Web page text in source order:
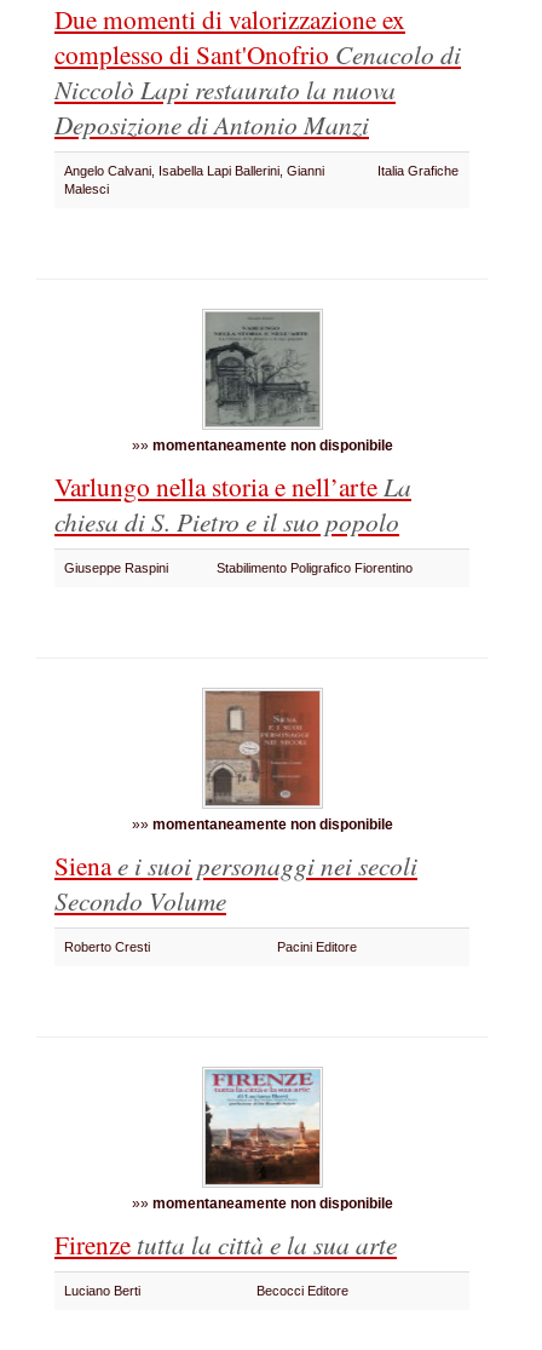
Due momenti di valorizzazione ex
complesso di Sant'Onofrio Cenacolo di
Niccolò Lapi restaurato la nuova
Deposizione di Antonio Manzi
Angelo Calvani, Isabella Lapi Ballerini, Gianni
Malesci
Italia Grafiche
»» momentaneamente non disponibile
Varlungo nella storia e nell’arteLa
chiesa di S. Pietro e il suo popolo
Giuseppe Raspini Stabilimento Poligrafico Fiorentino
»» momentaneamente non disponibile
Sienae i suoi personaggi nei secoli
Secondo Volume
Roberto Cresti Pacini Editore
»» momentaneamente non disponibile
Firenze tutta la città e la sua arte
Luciano Berti Becocci Editore